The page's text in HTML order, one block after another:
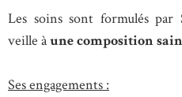
Les soins sont formulés par
veille àune composition
Ses engagements :